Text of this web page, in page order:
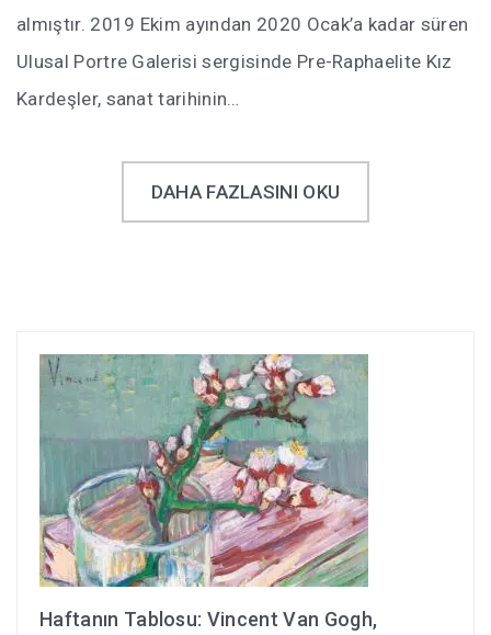
almıştır. 2019 Ekim ayından 2020 Ocak’a kadar süren
Ulusal Portre Galerisi sergisinde Pre-Raphaelite Kız
Kardeşler, sanat tarihinin…
DAHA FAZLASINI OKU
Haftanın Tablosu: Vincent Van Gogh,